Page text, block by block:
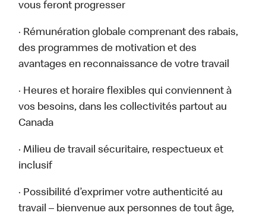
vous feront progresser
· Rémunération globale comprenant des rabais,
des programmes de motivation et des
avantages en reconnaissance de votre travail
· Heures et horaire flexibles qui conviennent à
vos besoins, dans les collectivités partout au
Canada
· Milieu de travail sécuritaire, respectueux et
inclusif
· Possibilité d’exprimer votre authenticité au
travail – bienvenue aux personnes de tout âge,